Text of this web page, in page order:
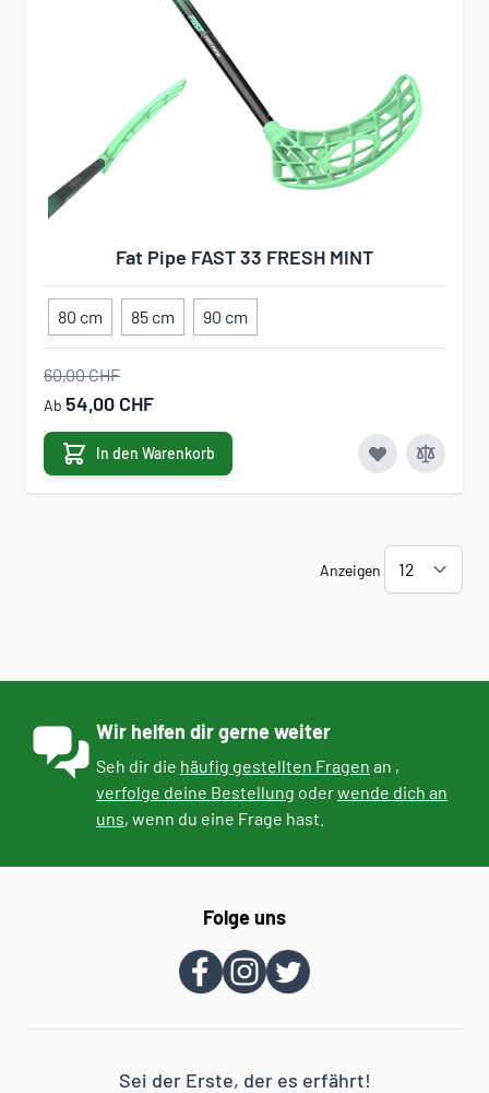
Fat Pipe FAST 33 FRESH MINT
80 cm 85 cm 90 cm
60,00 CHF
Ab 54,00 CHF
In den Warenkorb
Anzeigen
Wir helfen dir gerne weiter
Seh dir die häufig gestellten Fragen an ,
verfolge deine Bestellung oderwende dich an
uns, wenn du eine Frage hast.
Folge uns
Sei der Erste, der es erfährt!